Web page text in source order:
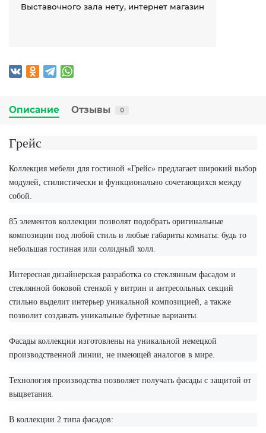
Выставочного зала нету, интернет магазин
Описание Отзывы 0
Грейс
Коллекция мебели для гостиной «Грейс» предлагает широкий выбор
модулей, стилистически и функционально сочетающихся между
собой.
85 элементов коллекции позволят подобрать оригинальные
композиции под любой стиль и любые габариты комнаты: будь то
небольшая гостиная или солидный холл.
Интересная дизайнерская разработка со стеклянным фасадом и
стеклянной боковой стенкой у витрин и антресольных секций
стильно выделит интерьер уникальной композицией, а также
позволит создавать уникальные буфетные варианты.
Фасады коллекции изготовлены на уникальной немецкой
производственной линии, не имеющей аналогов в мире.
Технология производства позволяет получать фасады с защитой от
выцветания.
В коллекции 2 типа фасадов: